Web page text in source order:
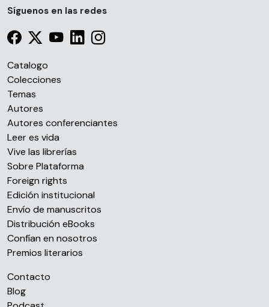
Síguenos en las redes
Catalogo
Colecciones
Temas
Autores
Autores conferenciantes
Leer es vida
Vive las librerías
Sobre Plataforma
Foreign rights
Edición institucional
Envío de manuscritos
Distribución eBooks
Confían en nosotros
Premios literarios
Contacto
Blog